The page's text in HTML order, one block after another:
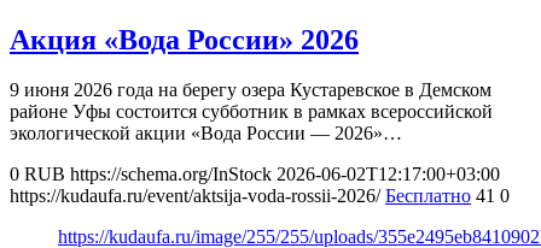
Акция «Вода России» 2026
9 июня 2026 года на берегу озера Кустаревское в Демском
районе Уфы состоится субботник в рамках всероссийской
экологической акции «Вода России — 2026»…
0 RUB https://schema.org/InStock 2026-06-02T12:17:00+03:00
https://kudaufa.ru/event/aktsija-voda-rossii-2026/ Бесплатно 41 0
https://kudaufa.ru/image/255/255/uploads/